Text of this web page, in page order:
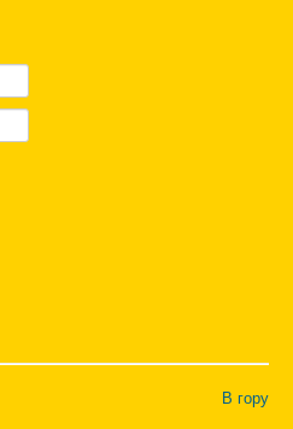
В гору